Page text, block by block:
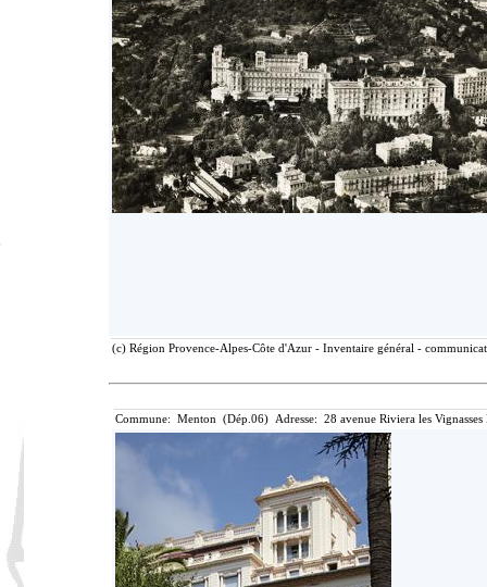
(c) Région Provence-Alpes-Côte d'Azur - Inventaire général -
Commune: Menton (Dép.06) Adresse: 28 avenue Riviera les